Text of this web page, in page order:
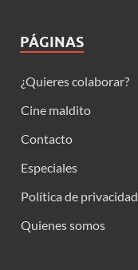
PÁGINAS
¿Quieres colaborar?
Cine maldito
Contacto
Especiales
Política de privacidad
Quienes somos